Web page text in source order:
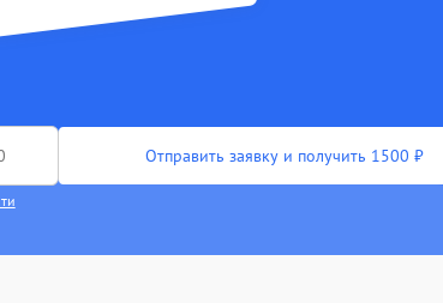
Отправить заявку и получить 1500 ₽